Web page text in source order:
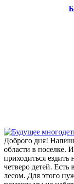
Доброго дня!
области в поселке.
приходиться ездить
четверо детей. Есть
лесом. Для этого